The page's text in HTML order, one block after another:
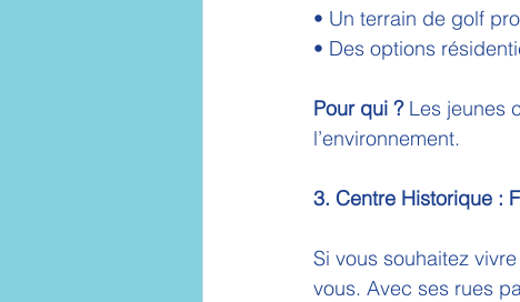
• Un terrain de golf
• Des options
Pour qui ? Les jeunes
l’environnement.
3. Centre Historique :
Si vous souhaitez
vous. Avec ses rues